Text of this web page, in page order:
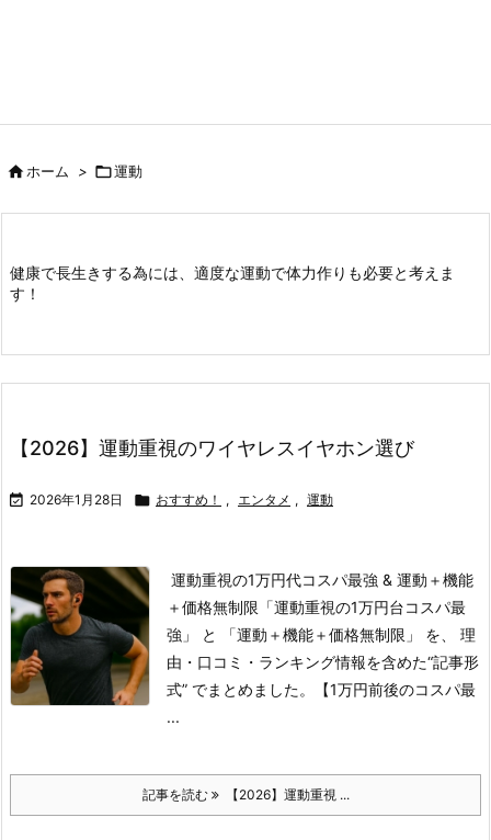
ホーム > 運動
健康で長生きする為には、適度な運動で体力作りも必要と考えま
す！
【2026】運動重視のワイヤレスイヤホン選び
 2026年1月28日  おすすめ！ , エンタメ , 運動
運動重視の1万円代コスパ最強 & 運動＋機能
＋価格無制限 「運動重視の1万円台コスパ最
強」 と 「運動＋機能＋価格無制限」 を、 理
由・口コミ・ランキング情報を含めた“記事形
式” でまとめました。
【1万円前後のコスパ最
...
記事を読む 【2026】運動重視 ...